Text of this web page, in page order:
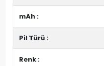
mAh :
Pil Türü :
Renk :